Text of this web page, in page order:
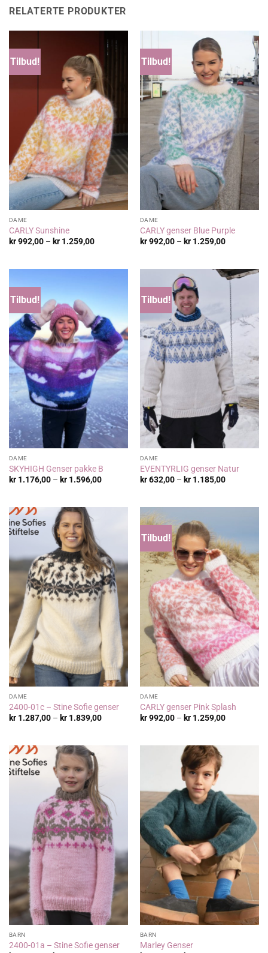
RELATERTE PRODUKTER
Tilbud!
DAME
CARLY Sunshine
kr992,00 – kr1.259,00Prisområde:
Tilbud!
DAME
CARLY genser Blue Purple
kr992,00 – kr1.259,00
Tilbud!
DAME
SKYHIGH Genser pakke B
kr1.176,00 – kr1.596,00Prisområde:
Tilbud!
DAME
EVENTYRLIG genser Natur
kr632,00 – kr1.185,00
DAME
2400-01c – Stine Sofie genser
kr1.287,00 – kr1.839,00Prisområde:
Tilbud!
DAME
CARLY genser Pink Splash
kr992,00 – kr1.259,00
BARN
2400-01a – Stine Sofie genser
BARN
Marley Genser